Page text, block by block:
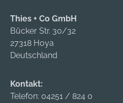
Thies + Co GmbH
Bücker Str. 30/32
27318 Hoya
Deutschland
Kontakt:
Telefon: 04251 / 824 0